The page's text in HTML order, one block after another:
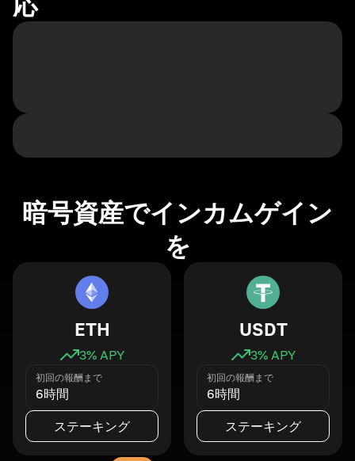
暗号資産でインカムゲイン
を
ETH
3% APY
初回の報酬まで
6時間
ステーキング
USDT
3% APY
初回の報酬まで
6時間
ステーキング